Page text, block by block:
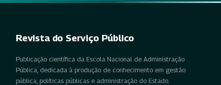
Revista do Serviço Público
Publicação científica da Escola Nacional de Administração
Pública, dedicada à produção de conhecimento em gestão
pública, políticas públicas e administração do Estado.